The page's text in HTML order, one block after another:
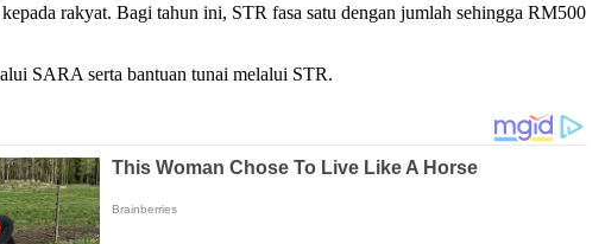
rakyat. Bagi tahun ini, STR fasa satu dengan jumlah sehingga RM500
SARA serta bantuan tunai melalui STR.